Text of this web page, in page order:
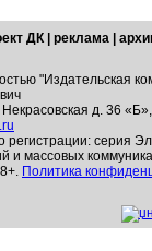
ДК реклама
"Издательская
д. 36
серия
и массовых
Политика